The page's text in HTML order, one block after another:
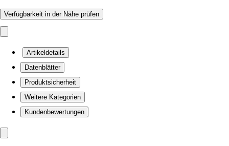
Verfügbarkeit in der Nähe prüfen
Artikeldetails
Datenblätter
Produktsicherheit
Weitere Kategorien
Kundenbewertungen